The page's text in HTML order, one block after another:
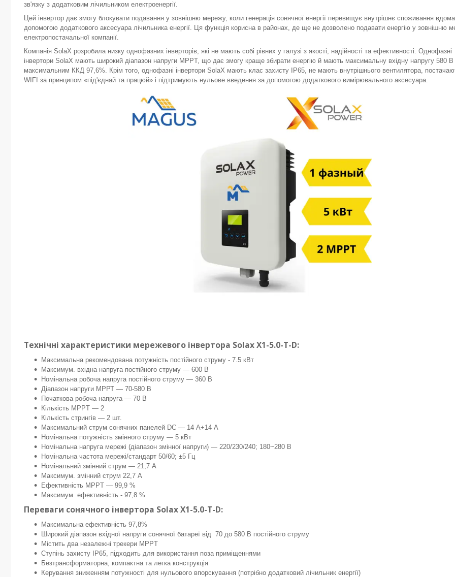
зв'язку з додатковим лічильником електроенергії.
Цей інвертор дає змогу блокувати подавання у зовнішню мережу, коли генерація сонячної енергії перевищує внутрішнє споживання
допомогою додаткового аксесуара лічильника енергії. Ця функція корисна в районах, де ще не дозволено подавати енергію у зовнішню
електропостачальної компанії.
Компанія SolaX розробила низку однофазних інверторів, які не мають собі рівних у галузі з якості, надійності та ефективності. Однофазні
інвертори SolaX мають широкий діапазон напруги MPPT, що дає змогу краще збирати енергію й мають максимальну вхідну напругу 580 В
максимальним ККД 97,6%. Крім того, однофазні інвертори SolaX мають клас захисту IP65, не мають внутрішнього вентилятора,
WIFI за принципом «під'єднай та працюй» і підтримують нульове введення за допомогою додаткового вимірювального аксесуара.
Технічні характеристики мережевого інвертора Solax Х1-5.0-T-D:
Максимальна рекомендована потужність постійного струму - 7.5 кВт
Максимум. вхідна напруга постійного струму — 600 В
Номінальна робоча напруга постійного струму — 360 В
Діапазон напруги МРРТ — 70-580 В
Початкова робоча напруга — 70 В
Кількість MPPT — 2
Кількість стрингів — 2 шт.
Максимальний струм сонячних панелей DC — 14 А+14 А
Номінальна потужність змінного струму — 5 кВт
Номінальна напруга мережі (діапазон змінної напруги) — 220/230/240; 180~280 В
Номінальна частота мережі/стандарт 50/60; ±5 Гц
Номінальний змінний струм — 21,7 А
Максимум. змінний струм 22,7 А
Ефективність MPPT — 99,9 %
Максимум. ефективність - 97,8 %
Переваги сонячного інвертора Solax Х1-5.0-T-D:
Максимальна ефективність 97,8%
Широкий діапазон вхідної напруги сонячної батареї від 70 до 580 В постійного струму
Містить два незалежні трекери MPPT
Ступінь захисту IP65, підходить для використання поза приміщеннями
Безтрансформаторна, компактна та легка конструкція
Керування зниженням потужності для нульового впорскування (потрібно додатковий лічильник енергії)